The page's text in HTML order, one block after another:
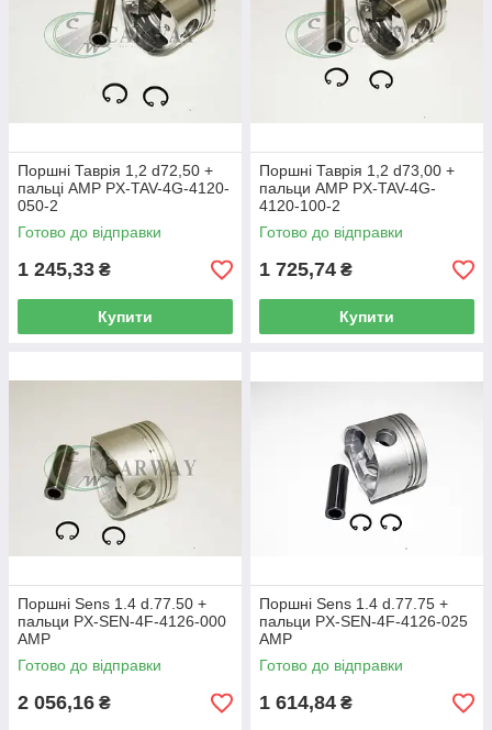
Поршні Таврія 1,2 d72,50 +
пальці AMP PX-TAV-4G-4120-
050-2
Готово до відправки
1 245,33 ₴
Купити
Поршні Таврія 1,2 d73,00 +
пальци AMP PX-TAV-4G-
4120-100-2
Готово до відправки
1 725,74 ₴
Купити
Поршні Sens 1.4 d.77.50 +
пальци PX-SEN-4F-4126-000
AMP
Готово до відправки
2 056,16 ₴
Поршні Sens 1.4 d.77.75 +
пальци PX-SEN-4F-4126-025
AMP
Готово до відправки
1 614,84 ₴